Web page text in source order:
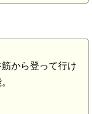
から登って行け